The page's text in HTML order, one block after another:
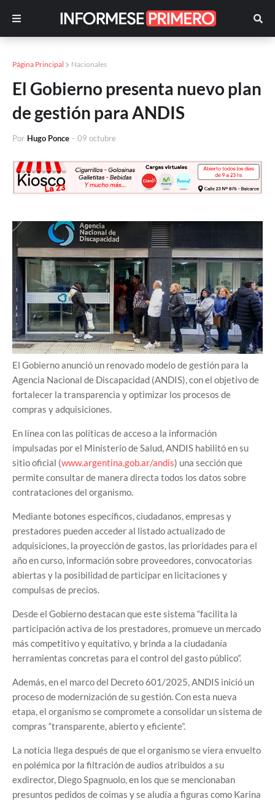
Página Principal Nacionales
El Gobierno presenta nuevo plan
de gestión para ANDIS
Por Hugo Ponce - 09 octubre
El Gobierno anunció un renovado modelo de gestión para la
Agencia Nacional de Discapacidad (ANDIS), con el objetivo de
fortalecer la transparencia y optimizar los procesos de
compras y adquisiciones.
En línea con las políticas de acceso a la información
impulsadas por el Ministerio de Salud, ANDIS habilitó en su
sitio oficial (www.argentina.gob.ar/andis) una sección que
permite consultar de manera directa todos los datos sobre
contrataciones del organismo.
Mediante botones específicos, ciudadanos, empresas y
prestadores pueden acceder al listado actualizado de
adquisiciones, la proyección de gastos, las prioridades para el
año en curso, información sobre proveedores, convocatorias
abiertas y la posibilidad de participar en licitaciones y
compulsas de precios.
Desde el Gobierno destacan que este sistema “facilita la
participación activa de los prestadores, promueve un mercado
más competitivo y equitativo, y brinda a la ciudadanía
herramientas concretas para el control del gasto público”.
Además, en el marco del Decreto 601/2025, ANDIS inició un
proceso de modernización de su gestión. Con esta nueva
etapa, el organismo se compromete a consolidar un sistema de
compras “transparente, abierto y eficiente”.
La noticia llega después de que el organismo se viera envuelto
en polémica por la filtración de audios atribuidos a su
exdirector, Diego Spagnuolo, en los que se mencionaban
presuntos pedidos de coimas y se aludía a figuras como Karina